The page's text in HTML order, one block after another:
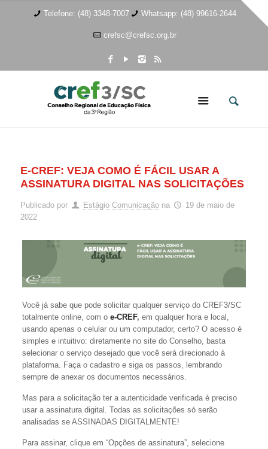
Telefone: (48) 3348-7007 Whatsapp: (48) 99616-2644
crefsc@crefsc.org.br
E-CREF: VEJA COMO É FÁCIL USAR A
ASSINATURA DIGITAL NAS SOLICITAÇÕES
Publicado por Estágio Comunicação na
19 de maio de
2022
Você já sabe que pode solicitar qualquer serviço do CREF3/SC
totalmente online, com oe-CREF,em qualquer hora e local,
usando apenas o celular ou um computador, certo? O acesso é
simples e intuitivo: diretamente no site do Conselho, basta
selecionar o serviço desejado que você será direcionado à
plataforma. Faça o cadastro e siga os passos, lembrando
sempre de anexar os documentos necessários.
Mas para a solicitação ter a autenticidade verificada é preciso
usar a assinatura digital. Todas as solicitações só serão
analisadas se ASSINADAS DIGITALMENTE!
Para assinar, clique em “Opções de assinatura”, selecione